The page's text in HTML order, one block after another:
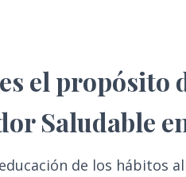
el propósito
Saludable
de los hábitos